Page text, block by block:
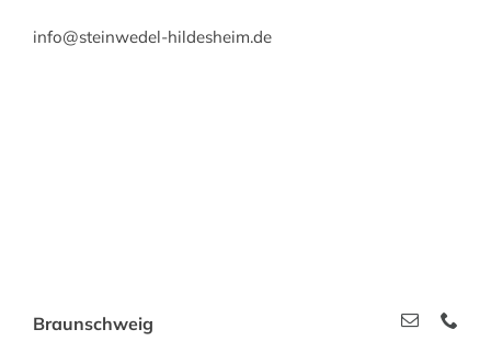
info@steinwedel-hildesheim.de
Braunschweig